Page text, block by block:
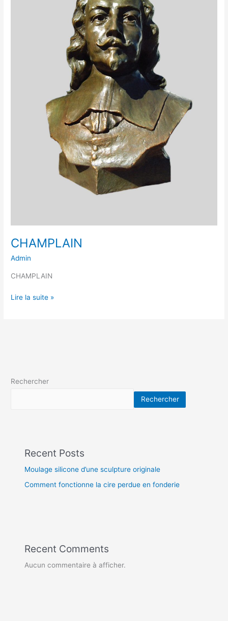
CHAMPLAIN
Admin
CHAMPLAIN
Lire la suite »
Rechercher
Rechercher
Recent Posts
Moulage silicone d’une sculpture originale
Comment fonctionne la cire perdue en fonderie
Recent Comments
Aucun commentaire à afficher.